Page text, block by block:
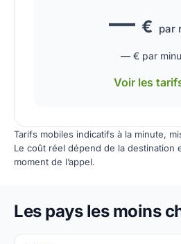
— € par
—€ par
Voir les
Tarifs mobiles indicatifs à la minute,
Le coût réel dépend de la destination
moment de l’appel.
Les pays les moins